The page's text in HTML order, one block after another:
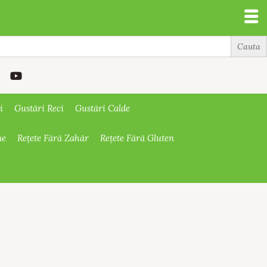
Gustări Reci Gustări Calde
Rețete Fără Zahăr Rețete Fără Gluten